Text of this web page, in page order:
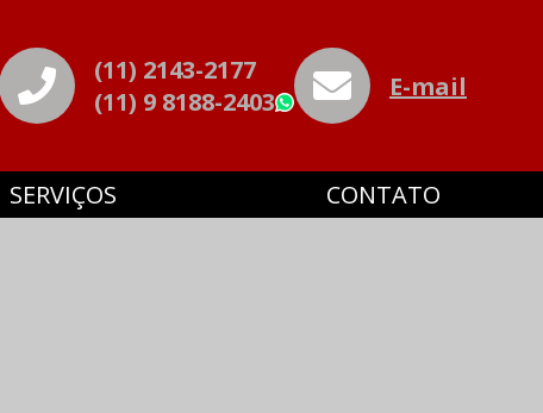
(11) 2143-2177
(11) 9 8188-2403
WhatsApp
E-mail
SERVIÇOS CONTATO